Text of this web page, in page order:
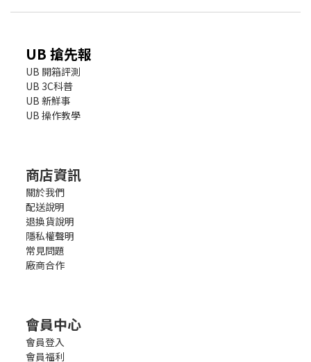
UB 搶先報
UB 開箱評測
UB 3C科普
UB 新鮮事
UB 操作教學
商店資訊
關於我們
配送說明
退換貨說明
隱私權聲明
常見問題
廠商合作
會員中心
會員登入
會員福利